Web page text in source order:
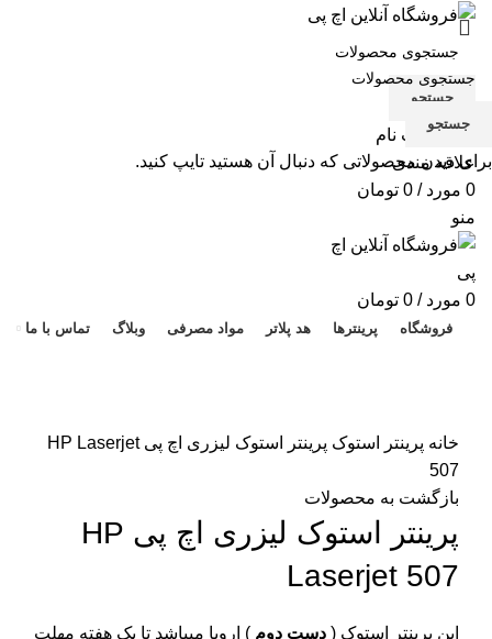
جستجو
ورود / ثبت نام
علاقه مندی
0 مورد /
0 تومان
منو
0 مورد /
0 تومان
فروشگاه پرینترها هد پلاتر مواد مصرفی وبلاگ تماس با ما
خانه پرینتر استوک
پرینتر استوک لیزری اچ پی HP Laserjet
507
بازگشت به محصولات
پرینتر استوک لیزری اچ پی HP
Laserjet 507
این پرینتر استوک ( دست دوم ) اروپا میباشد تا یک هفته مهلت
جستجو
برای دیدن محصولاتی که دنبال آن هستید تایپ کنید.